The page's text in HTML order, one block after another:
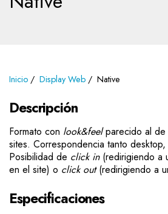
Inicio Display Web Native
Descripción
Formato con look&feelparecido al de
sites. Correspondencia tanto
Posibilidad de click in(redirigiendo a
en el site) o click out(redirigiendo a
Especificaciones